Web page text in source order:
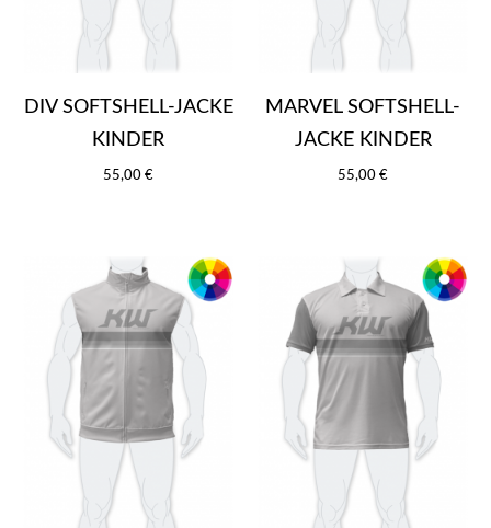
DIV SOFTSHELL-JACKE
KINDER
55,00 €
MARVEL SOFTSHELL-
JACKE KINDER
55,00 €